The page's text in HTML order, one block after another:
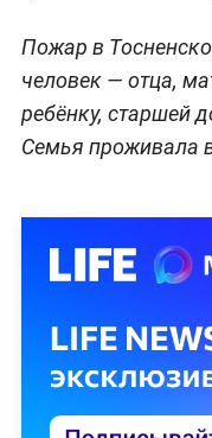
Пожар в
человек — отца,
ребёнку, старшей
Семья проживала